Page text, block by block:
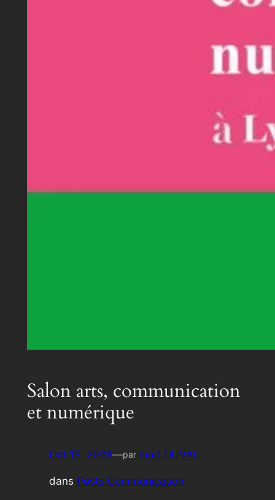
Salon arts, communication
et numérique
Oct 15, 2023—parImad DUVAL
dans Posts Communication